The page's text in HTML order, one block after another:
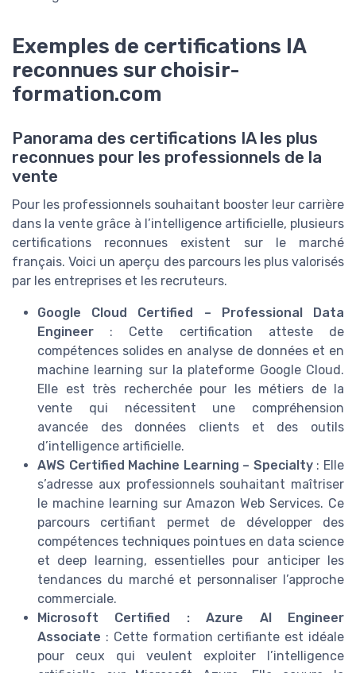
Exemples de certifications IA
reconnues sur choisir-
formation.com
Panorama des certifications IA les plus
reconnues pour les professionnels de la
vente
Pour les professionnels souhaitant booster leur carrière
dans la vente grâce à l’intelligence artificielle, plusieurs
certifications reconnues existent sur le marché
français. Voici un aperçu des parcours les plus valorisés
par les entreprises et les recruteurs.
Google Cloud Certified – Professional Data
Engineer : Cette certification atteste de
compétences solides en analyse de données et en
machine learning sur la plateforme Google Cloud.
Elle est très recherchée pour les métiers de la
vente qui nécessitent une compréhension
avancée des données clients et des outils
d’intelligence artificielle.
AWS Certified Machine Learning – Specialty: Elle
s’adresse aux professionnels souhaitant maîtriser
le machine learning sur Amazon Web Services. Ce
parcours certifiant permet de développer des
compétences techniques pointues en data science
et deep learning, essentielles pour anticiper les
tendances du marché et personnaliser l’approche
commerciale.
Microsoft Certified : Azure AI Engineer
Associate : Cette formation certifiante est idéale
pour ceux qui veulent exploiter l’intelligence